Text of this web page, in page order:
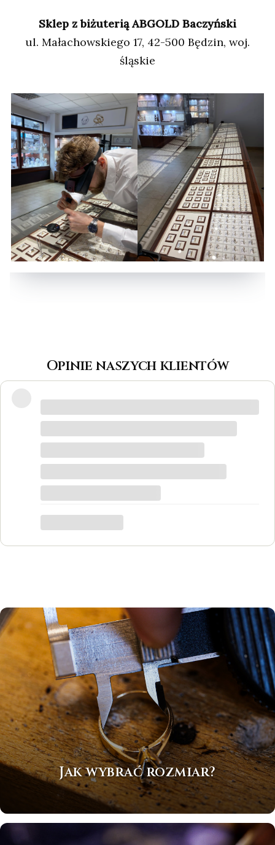
Sklep z biżuterią ABGOLD Baczyński
ul. Małachowskiego 17, 42-500 Będzin, woj.
śląskie
Opinie naszych klientów
odpowiedzi na wszystkie pytania, biżuteria
jest piękna! Ceny bardzo korzystne, na
zrobić w bardzo krótkim czasie. Dziękuję,
był to dla mnie bardzo ważny moment,
trafiłam w idealne miejsce.
Katarzyna Łącka
Jak wybrać rozmiar?